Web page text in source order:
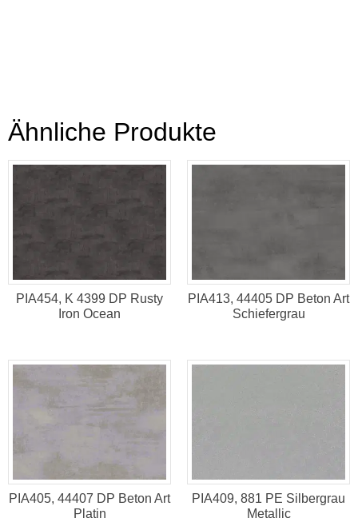
Ähnliche Produkte
PIA454, K 4399 DP Rusty
Iron Ocean
PIA413, 44405 DP Beton Art
Schiefergrau
PIA405, 44407 DP Beton Art
Platin
PIA409, 881 PE Silbergrau
Metallic